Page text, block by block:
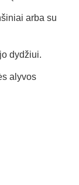
arba su
dydžiui.
alyvos